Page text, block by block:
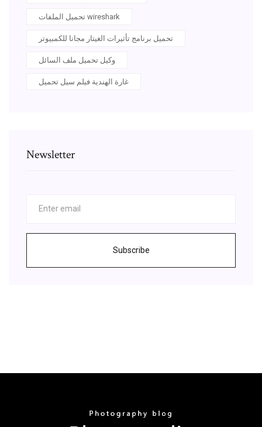
تحميل الملفات wireshark
تحميل برنامج تأثيرات الغيتار مجانا للكمبيوتر
وكيل تحميل ملف السائل
غارة الهندية فيلم سيل تحميل
Newsletter
Subscribe